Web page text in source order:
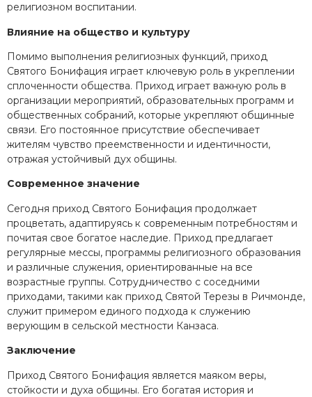
религиозном воспитании.
Влияние на общество и культуру
Помимо выполнения религиозных функций, приход
Святого Бонифация играет ключевую роль в укреплении
сплоченности общества. Приход играет важную роль в
организации мероприятий, образовательных программ и
общественных собраний, которые укрепляют общинные
связи. Его постоянное присутствие обеспечивает
жителям чувство преемственности и идентичности,
отражая устойчивый дух общины.
Современное значение
Сегодня приход Святого Бонифация продолжает
процветать, адаптируясь к современным потребностям и
почитая свое богатое наследие. Приход предлагает
регулярные мессы, программы религиозного образования
и различные служения, ориентированные на все
возрастные группы. Сотрудничество с соседними
приходами, такими как приход Святой Терезы в Ричмонде,
служит примером единого подхода к служению
верующим в сельской местности Канзаса.
Заключение
Приход Святого Бонифация является маяком веры,
стойкости и духа общины. Его богатая история и